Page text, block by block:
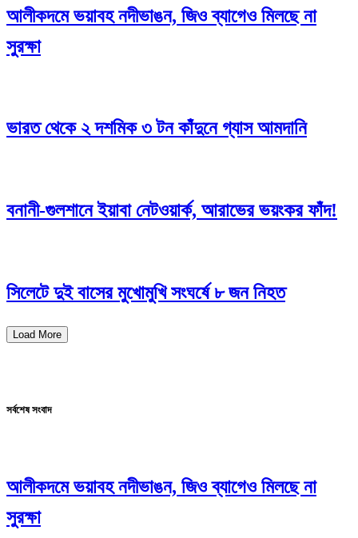
আলীকদমে ভয়াবহ নদীভাঙন, জিও ব্যাগেও মিলছে না
সুরক্ষা
ভারত থেকে ২ দশমিক ৩ টন কাঁদুনে গ্যাস আমদানি
বনানী-গুলশানে ইয়াবা নেটওয়ার্ক, আরাভের ভয়ংকর ফাঁদ!
সিলেটে দুই বাসের মুখোমুখি সংঘর্ষে ৮ জন নিহত
Load More
সর্বশেষ সংবাদ
আলীকদমে ভয়াবহ নদীভাঙন, জিও ব্যাগেও মিলছে না
সুরক্ষা